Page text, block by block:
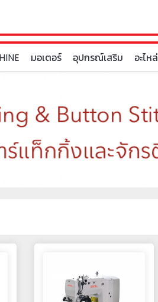
มอเตอร์ อุปกรณ์เสริม อะไหล่